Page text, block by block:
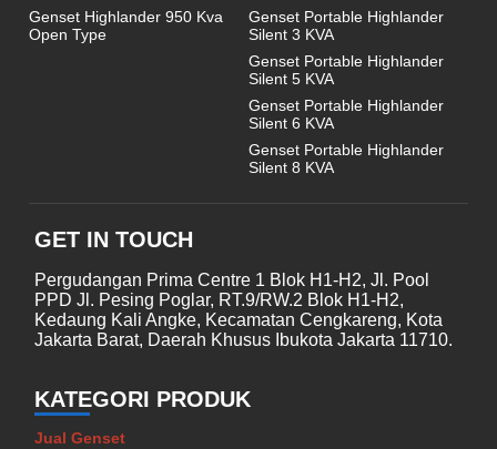
Genset Highlander 950 Kva
Open Type
Genset Portable Highlander
Silent 3 KVA
Genset Portable Highlander
Silent 5 KVA
Genset Portable Highlander
Silent 6 KVA
Genset Portable Highlander
Silent 8 KVA
GET IN TOUCH
Pergudangan Prima Centre 1 Blok H1-H2, Jl. Pool
PPD Jl. Pesing Poglar, RT.9/RW.2 Blok H1-H2,
Kedaung Kali Angke, Kecamatan Cengkareng, Kota
Jakarta Barat, Daerah Khusus Ibukota Jakarta 11710.
KATEGORI PRODUK
Jual Genset